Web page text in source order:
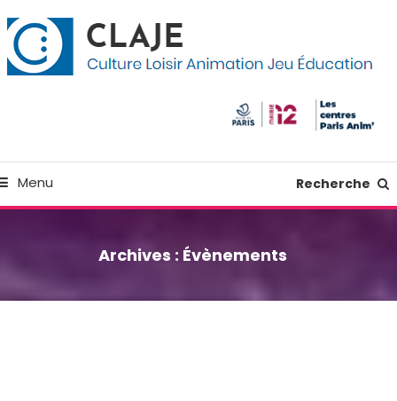
Menu Recherche
Archives : Évènements